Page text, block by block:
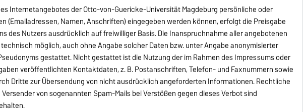
Internetangebotes der Otto-von-Guericke-Universität Magdeburg persönliche oder
(Emailadressen, Namen, Anschriften) eingegeben werden können, erfolgt die Preisgabe
des Nutzers ausdrücklich auf freiwilliger Basis. Die Inanspruchnahme aller angebotenen
möglich, auch ohne Angabe solcher Daten bzw. unter Angabe anonymisierter
gestattet. Nicht gestattet ist die Nutzung der im Rahmen des Impressums oder
veröffentlichten Kontaktdaten, z. B. Postanschriften, Telefon- und Faxnummern sowie
Dritte zur Übersendung von nicht ausdrücklich angeforderten Informationen. Rechtliche
von sogenannten Spam-Mails bei Verstößen gegen dieses Verbot sind